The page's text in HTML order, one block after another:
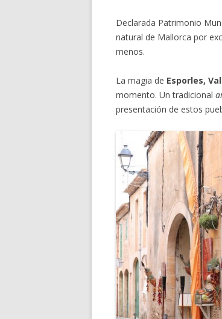
Declarada Patrimonio
natural de Mallorca por
menos.
La magia de Esporles,
momento. Un tradicional
presentación de estos